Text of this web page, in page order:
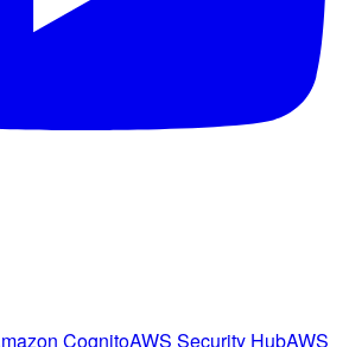
CognitoAWS Security HubAWS